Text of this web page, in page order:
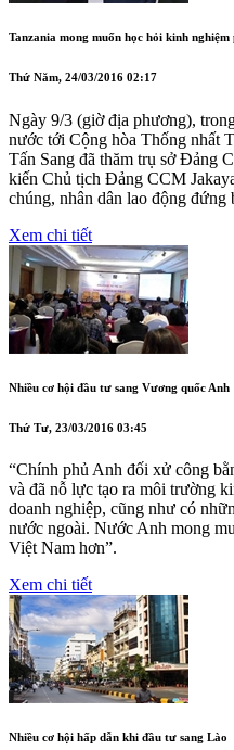
Tanzania mong muốn học hỏi kinh
Thứ Năm, 24/03/2016 02:17
Ngày 9/3 (giờ địa phương),
nước tới Cộng hòa Thống nhất
Tấn Sang đã thăm trụ sở Đảng
kiến Chủ tịch Đảng CCM
chúng, nhân dân lao động
Xem chi tiết
Nhiều cơ hội đầu tư sang Vương quốc Anh
Thứ Tư, 23/03/2016 03:45
“Chính phủ Anh đối xử công
và đã nỗ lực tạo ra môi trường
doanh nghiệp, cũng như có
nước ngoài. Nước Anh mong
Việt Nam hơn”.
Xem chi tiết
Nhiều cơ hội hấp dẫn khi đầu tư sang Lào